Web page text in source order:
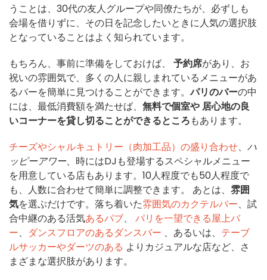
うことは、30代の友人グループや同僚たちが、必ずしも
会場を借りずに、その日を記念したいときに人気の選択肢
となっていることはよく知られています。
もちろん、事前に準備をしておけば、
予約席があり、お
祝いの雰囲気で、多くの人に親しまれているメニューがあ
るバーを簡単に見つけることができます。パリのバーの中
には、最低消費額を満たせば、 無料で個室や居心地の良
いコーナーを貸し切ることができるところもあります。
チーズやシャルキュトリー（肉加工品）の盛り合わせ、 ハ
ッピーアワー、時にはDJも登場するスペシャルメニュー
を用意している店もあります。10人程度でも50人程度で
も、人数に合わせて簡単に調整できます。 あとは、 雰囲
気を選ぶだけです。落ち着いた雰囲気のカクテルバー、試
合中継のある活気あるパブ、
パリを一望できる屋上バ
ー、 ダンスフロアのあるダンスバー 、あるいは、 テーブ
ルサッカーやダーツのある よりカジュアルな店など、さ
まざまな選択肢があります。